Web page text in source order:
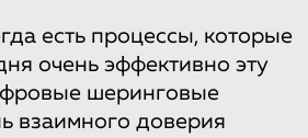
есть процессы, которые
очень эффективно эту
шеринговые
взаимного доверия